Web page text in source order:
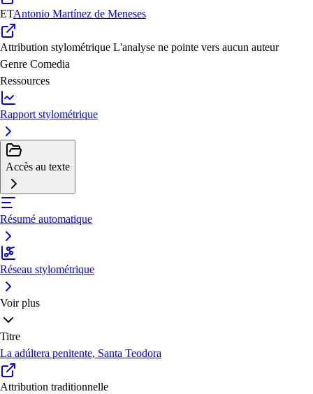
ETAntonio Martínez de Meneses
Attribution stylométrique L'analyse ne pointe vers aucun auteur
Genre Comedia
Ressources
Rapport stylométrique
Accès au texte
Résumé automatique
Réseau stylométrique
Voir plus
Titre
La adúltera penitente, Santa Teodora
Attribution traditionnelle